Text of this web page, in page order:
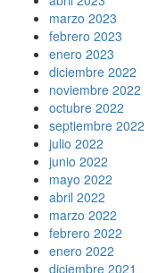
marzo 2023
febrero 2023
enero 2023
diciembre 2022
noviembre 2022
octubre 2022
septiembre 2022
julio 2022
junio 2022
mayo 2022
abril 2022
marzo 2022
febrero 2022
enero 2022
diciembre 2021